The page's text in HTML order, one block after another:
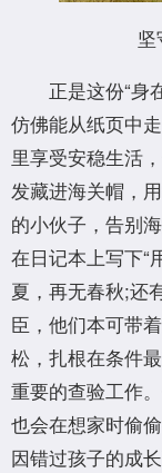
坚
正是这份“身
仿佛能从纸页中
里享受安稳生活
发藏进海关帽，
的小伙子，告别
在日记本上写下“
夏，再无春秋;还
臣，他们本可带
松，扎根在条件
重要的查验工作
也会在想家时偷
因错过孩子的成